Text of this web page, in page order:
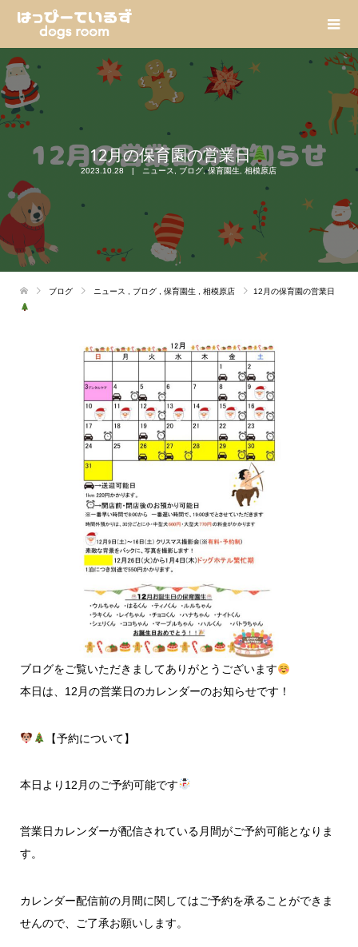
12月の保育園の営業日
2023.10.28 ニュース ブログ,保育園生 ,相模原店
ブログ ニュース ブログ 保育園生 相模原店 12月の保育園の営業日
ブログをご覧いただきましてありがとうございます
本日は、12月の営業日のカレンダーのお知らせです！
【予約について】
本日より12月のご予約可能です
営業日カレンダーが配信されている月間がご予約可能となりま
す。
カレンダー配信前の月間に関してはご予約を承ることができま
せんので、ご了承お願いします。